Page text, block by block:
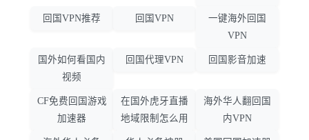
回国VPN推荐 回国VPN
一键海外回国
VPN
国外如何看国内
视频
回国代理VPN 回国影音加速
CF免费回国游戏
加速器
在国外虎牙直播
地域限制怎么用
海外华人翻回国
内VPN